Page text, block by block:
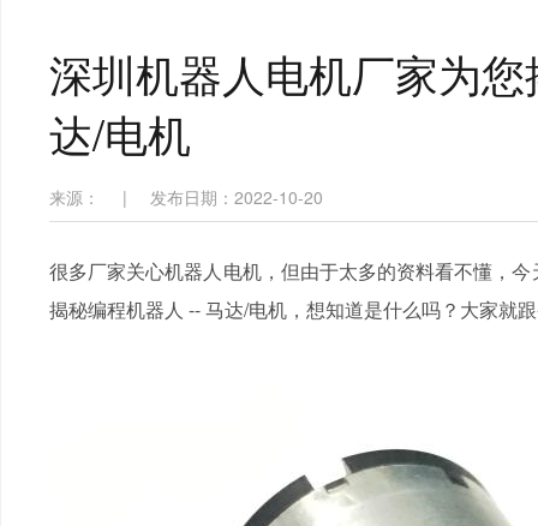
深圳机器人电机厂家为您
达/电机
来源： | 发布日期：2022-10-20
很多厂家关心机器人电机，但由于太多的资料看不懂
揭秘编程机器人 -- 马达/电机，想知道是什么吗？大家